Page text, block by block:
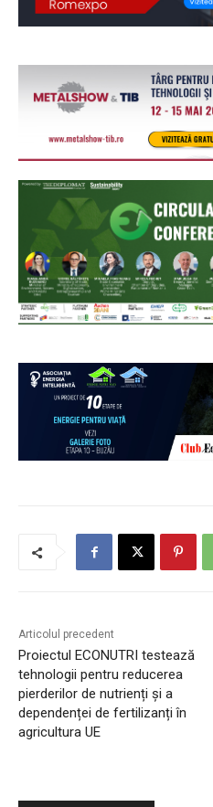
Articolul precedent
Proiectul ECONUTRI testează
tehnologii pentru reducerea
pierderilor de nutrienți și a
dependenței de fertilizanți în
agricultura UE